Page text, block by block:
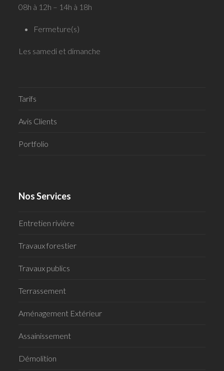
08h à 12h – 14h à 18h
Fermeture(s)
Les samedi et dimanche
Tarifs
Avis Clients
Portfolio
Nos Services
Entretien rivière
Travaux forestier
Travaux publics
Terrassement
Aménagement Extérieur
Assainissement
Démolition